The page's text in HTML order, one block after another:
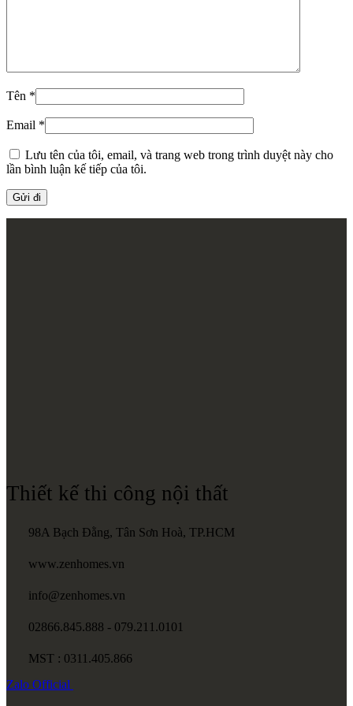
Tên *
Email *
Lưu tên của tôi, email, và trang web trong trình duyệt này cho
lần bình luận kế tiếp của tôi.
Thiết kế thi công nội thất
98A Bạch Đằng, Tân Sơn Hoà, TP.HCM
www.zenhomes.vn
info@zenhomes.vn
02866.845.888 - 079.211.0101
MST : 0311.405.866
Zalo Official